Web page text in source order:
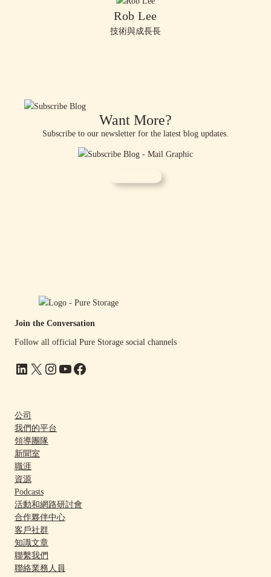
Rob Lee
技術與成長長
Want More?
Subscribe to our newsletter for the latest blog updates.
Join the Conversation
Follow all official Pure Storage social channels
LinkedIn X Instagram YouTube Facebook
公司
我們的平台
領導團隊
新聞室
職涯
資源
Podcasts
活動和網路研討會
合作夥伴中心
客戶社群
知識文章
聯繫我們
聯絡業務人員